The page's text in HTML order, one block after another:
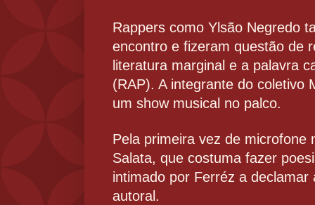
Rappers como Ylsão Negredo
encontro e fizeram questão de
literatura marginal e a palavra
(RAP). A integrante do coletivo
um show musical no palco.
Pela primeira vez de microfone
Salata, que costuma fazer
intimado por Ferréz a
autoral.